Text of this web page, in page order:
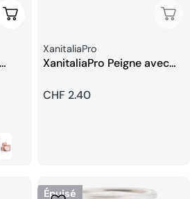
Choisissez Les Options
Fournisseur:
XanitaliaPro
XanitaliaPro Peigne avec
Prix
CHF 2.40
Épuisé